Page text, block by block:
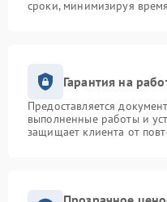
сроки, минимизируя
Гарантия на
Предоставляется
выполненные работы и
защищает клиента от